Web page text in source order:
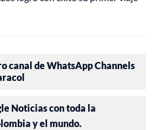
canal de WhatsApp Channels
Noticias con toda la
y el mundo.